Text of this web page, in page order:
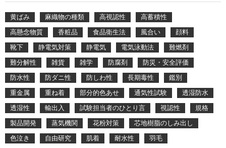
黄ばみ 麻織物の種類 高視認性
高蓄積性
高懸念物質
香粧品 食品衛生法 風合い
顔料
靴下
静電気対策 静電気 電気泳動法
難燃剤
難分解性
雑貨 雑学 防腐剤
防災・安全評価
防水性
防ダニ性 防しわ性 長期毒性
鑑別
重金属
重ね着 部分的色あせ 通気性試験
透湿防水
透湿性
輸出入 試験担当者のひとり言 視認性
規格
製品開発
蒸気機関 花粉対策
芯地樹脂のしみ出し
色泣き
自由研究 肌着 耐水性
羽毛